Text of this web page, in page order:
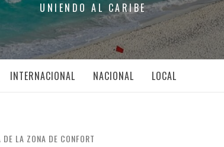
UNIENDO AL CARIBE
INTERNACIONAL NACIONAL LOCAL
LA ZONA DE CONFORT